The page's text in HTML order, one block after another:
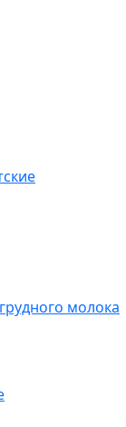
молока